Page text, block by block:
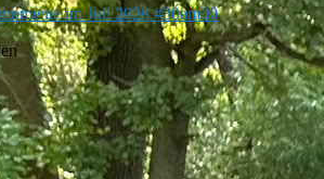
im Juli 2026 #30am30